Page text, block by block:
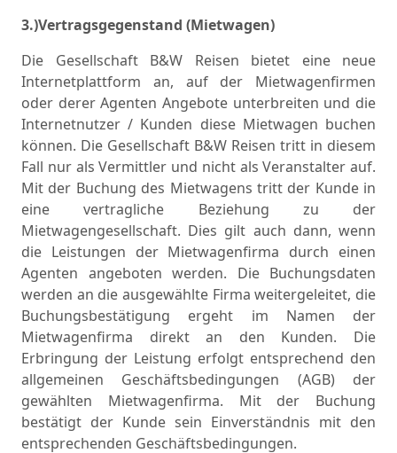
3.)Vertragsgegenstand (Mietwagen)
Die Gesellschaft B&W Reisen bietet eine neue
Internetplattform an, auf der Mietwagenfirmen
oder derer Agenten Angebote unterbreiten und die
Internetnutzer / Kunden diese Mietwagen buchen
können. Die Gesellschaft B&W Reisen tritt in diesem
Fall nur als Vermittler und nicht als Veranstalter auf.
Mit der Buchung des Mietwagens tritt der Kunde in
eine vertragliche Beziehung zu der
Mietwagengesellschaft. Dies gilt auch dann, wenn
die Leistungen der Mietwagenfirma durch einen
Agenten angeboten werden. Die Buchungsdaten
werden an die ausgewählte Firma weitergeleitet, die
Buchungsbestätigung ergeht im Namen der
Mietwagenfirma direkt an den Kunden. Die
Erbringung der Leistung erfolgt entsprechend den
allgemeinen Geschäftsbedingungen (AGB) der
gewählten Mietwagenfirma. Mit der Buchung
bestätigt der Kunde sein Einverständnis mit den
entsprechenden Geschäftsbedingungen.